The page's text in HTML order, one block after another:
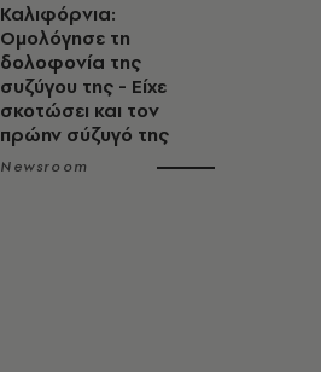
Καλιφόρνια:
Ομολόγησε τη
δολοφονία της
συζύγου της - Είχε
σκοτώσει και τον
πρώην σύζυγό της
Newsroom